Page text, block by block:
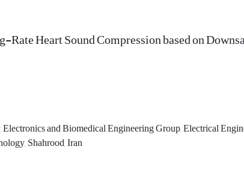
Heart Sound Compression based on
Electronics and Biomedical Engineering Group, Electrical
Shahrood, Iran